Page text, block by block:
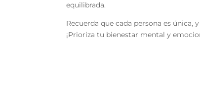
equilibrada.
Recuerda que cada persona es
¡Prioriza tu bienestar mental y